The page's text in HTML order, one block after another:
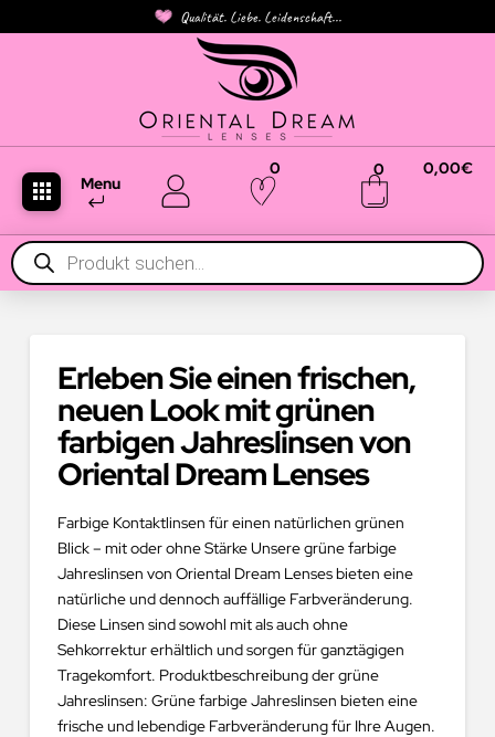
Qualität. Liebe. Leidenschaft...
Menu
0 0 0,00€
Products
search
Erleben Sie einen frischen,
neuen Look mit grünen
farbigen Jahreslinsen von
Oriental Dream Lenses
Farbige Kontaktlinsen für einen natürlichen grünen
Blick – mit oder ohne Stärke Unsere grüne farbige
Jahreslinsen von Oriental Dream Lenses bieten eine
natürliche und dennoch auffällige Farbveränderung.
Diese Linsen sind sowohl mit als auch ohne
Sehkorrektur erhältlich und sorgen für ganztägigen
Tragekomfort. Produktbeschreibung der grüne
Jahreslinsen: Grüne farbige Jahreslinsen bieten eine
frische und lebendige Farbveränderung für Ihre Augen.